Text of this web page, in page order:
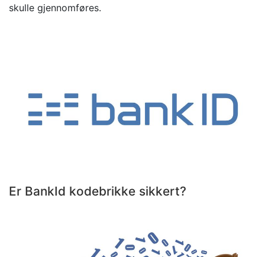
skulle gjennomføres.
Er BankId kodebrikke sikkert?